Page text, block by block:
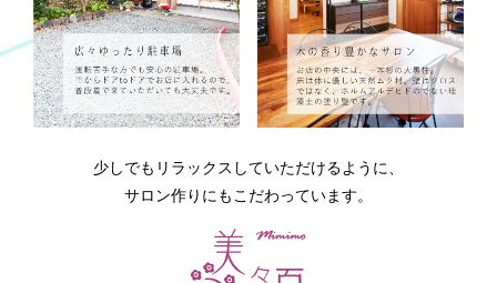
少しでもリラックスしていただけるように、
サロン作りにもこだわっています。